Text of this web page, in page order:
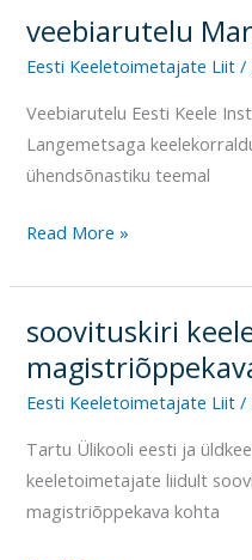
veebiarutelu
Eesti Keeletoimetajate Liit/
Veebiarutelu Eesti Keele
Langemetsaga
ühendsõnastiku teemal
veebiarutelu
Margit
Read More »
soovituskiri
Eesti Keeletoimetajate Liit/
Tartu Ülikooli eesti ja
keeletoimetajate liidult
magistriõppekava kohta
soovituskiri
keeleteaduse
kohta